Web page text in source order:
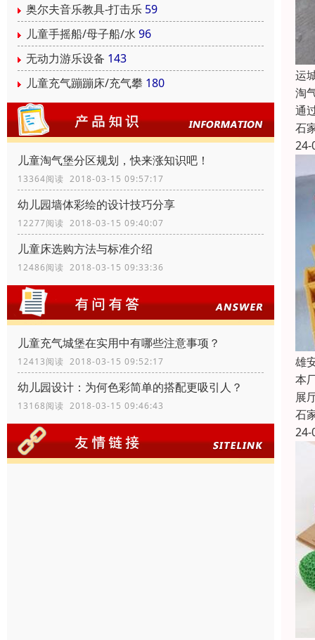
奥尔夫音乐教具-打击乐 59
儿童手摇船/母子船/水 96
无动力游乐设备 143
儿童充气蹦蹦床/充气攀 180
儿童淘气堡分区规划，快来涨知识吧！
13364阅读 2018-03-15 09:57:17
幼儿园墙体彩绘的设计技巧分享
12277阅读 2018-03-15 09:40:07
儿童床选购方法与标准介绍
12486阅读 2018-03-15 09:33:36
儿童充气城堡在实用中有哪些注意事项？
12413阅读 2018-03-15 09:52:17
幼儿园设计：为何色彩简单的搭配更吸引人？
13168阅读 2018-03-15 09:46:43
运
淘
通
石
24-
雄
本
展
石
24-